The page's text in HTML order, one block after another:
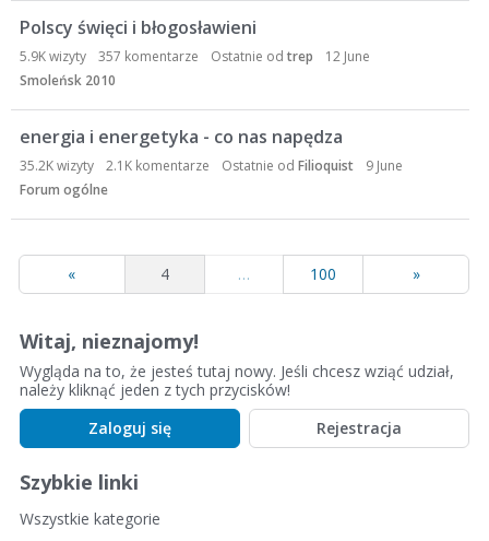
Polscy święci i błogosławieni
5.9Kwizyty 357 komentarze Ostatnie od trep
12 June
Smoleńsk 2010
energia i energetyka - co nas napędza
35.2Kwizyty 2.1K komentarze Ostatnie od Filioquist
9 June
Forum ogólne
« 4 … 100 »
Witaj, nieznajomy!
Wygląda na to, że jesteś tutaj nowy. Jeśli chcesz wziąć udział,
należy kliknąć jeden z tych przycisków!
Zaloguj się
Rejestracja
Szybkie linki
Wszystkie kategorie